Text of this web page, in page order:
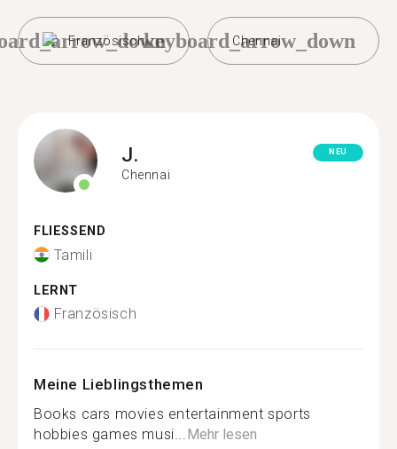
Französisch Chennai
keyboard_arrow_down
J.
Chennai
NEU
FLIESSEND
Tamili
LERNT
Französisch
Meine Lieblingsthemen
Books cars movies entertainment sports
hobbies games musi...Mehr lesen